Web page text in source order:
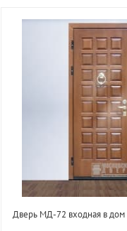
Дверь МД-72 входная в дом